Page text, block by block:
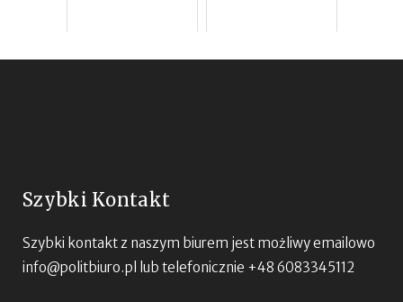
Szybki Kontakt
Szybki kontakt z naszym biurem jest możliwy emailowo
info@politbiuro.pl
lub telefonicznie +48 6083345112